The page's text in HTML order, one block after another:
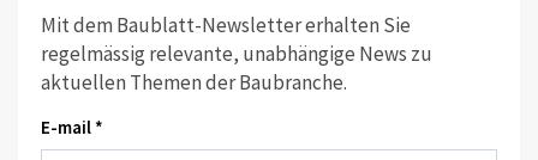
Mit dem Baublatt-Newsletter erhalten Sie
regelmässig relevante, unabhängige News zu
aktuellen Themen der Baubranche.
E-mail *